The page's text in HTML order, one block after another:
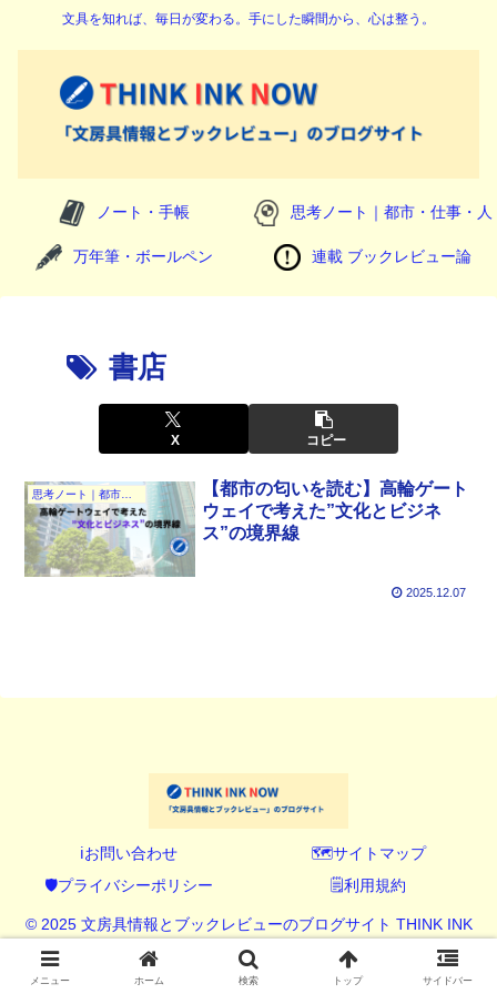
文具を知れば、毎日が変わる。手にした瞬間から、心は整う。
ノート・手帳 思考ノート｜都市・仕事・人
万年筆・ボールペン 連載 ブックレビュー論
書店
X コピー
思考ノート｜都市・仕事・人
【都市の匂いを読む】高輪ゲート
ウェイで考えた”文化とビジネ
ス”の境界線
2025.12.07
ℹ️お問い合わせ
🗺️サイトマップ
🛡️プライバシーポリシー
🗒️利用規約
© 2025 文房具情報とブックレビューのブログサイト THINK INK
NOW (シンク インク ナウ).
メニュー ホーム 検索 トップ サイドバー